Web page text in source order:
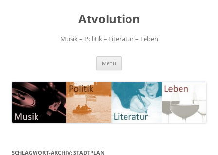
Atvolution
Musik – Politik – Literatur – Leben
Menü
SCHLAGWORT-ARCHIV: STADTPLAN